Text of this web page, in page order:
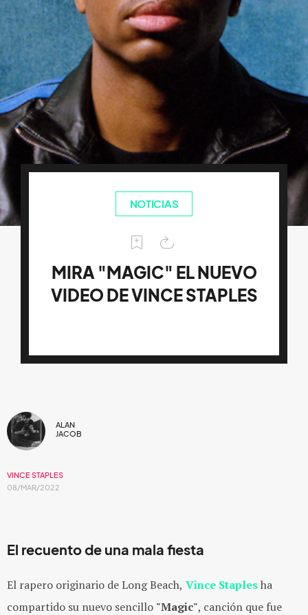
NOTICIAS
MIRA "MAGIC" EL NUEVO
VIDEO DE VINCE STAPLES
ALAN
JACOB
VINCE STAPLES
08/MAR/2022
El recuento de una mala fiesta
El rapero originario de Long Beach, Vince Staplesha
compartido su nuevo sencillo "Magic", canción que fue